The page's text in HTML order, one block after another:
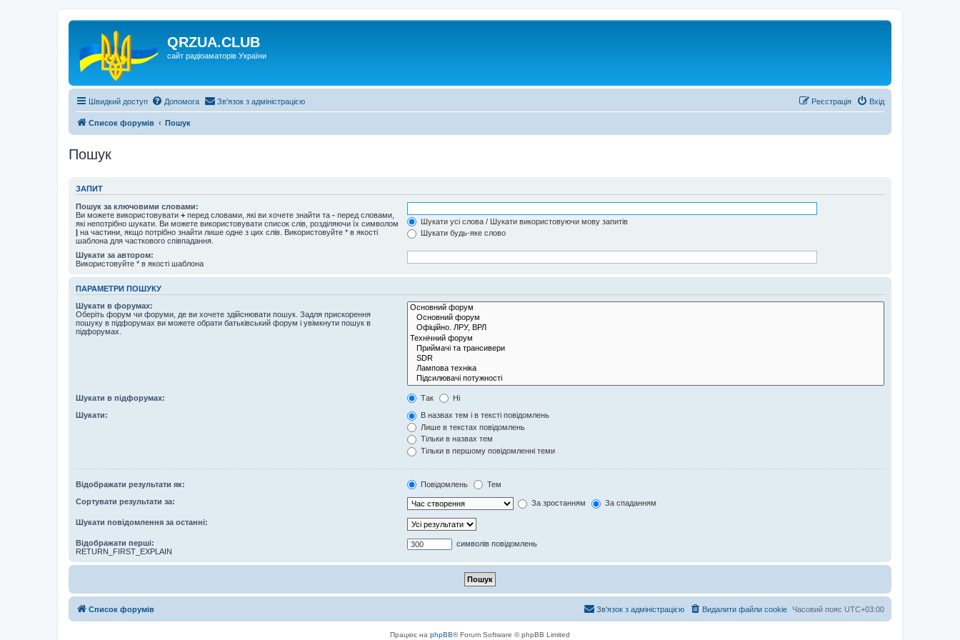
QRZUA.CLUB
сайт радіоаматорів України
Швидкий доступ Допомога Зв'язок з адміністрацією Вхід
Реєстрація
Список форумів Пошук
Пошук
ЗАПИТ
Пошук за ключовими словами:
Ви можете використовувати + перед словами, які ви хочете знайти та - перед словами,
які непотрібно шукати. Ви можете використовувати список слів, розділяючи їх символом
| на частини, якщо потрібно знайти лише одне з цих слів. Використовуйте * в якості
шаблона для часткового співпадання.
Шукати усі слова / Шукати використовуючи мову запитів
Шукати будь-яке слово
Шукати за автором:
Використовуйте * в якості шаблона
ПАРАМЕТРИ ПОШУКУ
Шукати в форумах:
Оберіть форум чи форуми, де ви хочете здійснювати пошук. Задля прискорення
пошуку в підфорумах ви можете обрати батьківський форум і увімкнути пошук в
підфорумах.
Шукати в підфорумах: Так Ні
Шукати:
В назвах тем і в тексті повідомлень
Лише в текстах повідомлень
Тільки в назвах тем
Тільки в першому повідомленні теми
Відображати результати як: Повідомлень Тем
Сортувати результати за: За зростанням За спаданням
Шукати повідомлення за останні:
Відображати перші:
RETURN_FIRST_EXPLAIN
символів повідомлень
Список форумів Часовий пояс UTC+03:00
Видалити файли cookie
Зв'язок з адміністрацією
Працює на phpBB® Forum Software © phpBB Limited